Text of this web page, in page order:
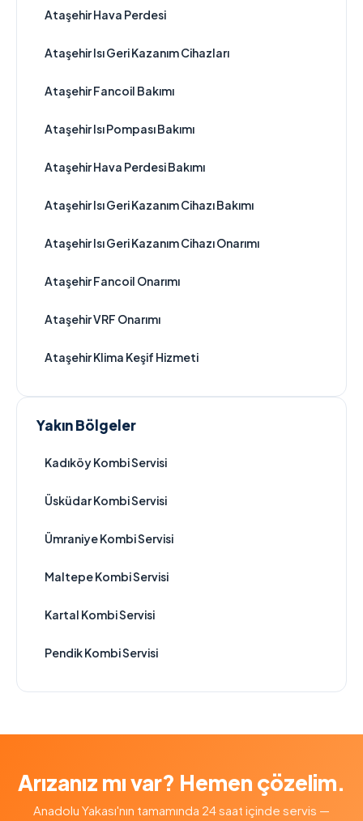
Ataşehir Hava Perdesi
Ataşehir Isı Geri Kazanım Cihazları
Ataşehir Fancoil Bakımı
Ataşehir Isı Pompası Bakımı
Ataşehir Hava Perdesi Bakımı
Ataşehir Isı Geri Kazanım Cihazı Bakımı
Ataşehir Isı Geri Kazanım Cihazı Onarımı
Ataşehir Fancoil Onarımı
Ataşehir VRF Onarımı
Ataşehir Klima Keşif Hizmeti
Yakın Bölgeler
Kadıköy Kombi Servisi
Üsküdar Kombi Servisi
Ümraniye Kombi Servisi
Maltepe Kombi Servisi
Kartal Kombi Servisi
Pendik Kombi Servisi
Arızanız mı var? Hemen çözelim.
Anadolu Yakası'nın tamamında 24 saat içinde servis —